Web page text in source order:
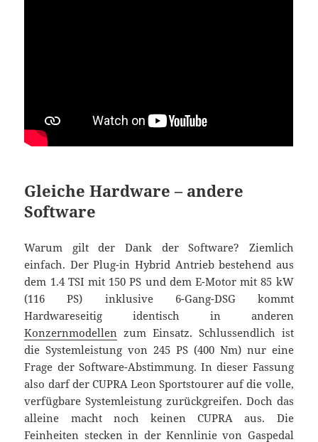
Gleiche Hardware – andere
Software
Warum gilt der Dank der Software? Ziemlich
einfach. Der Plug-in Hybrid Antrieb bestehend aus
dem 1.4 TSI mit 150 PS und dem E-Motor mit 85 kW
(116 PS) inklusive 6-Gang-DSG kommt
Hardwareseitig identisch in anderen
Konzernmodellen zum Einsatz. Schlussendlich ist
die Systemleistung von 245 PS (400 Nm) nur eine
Frage der Software-Abstimmung. In dieser Fassung
also darf der CUPRA Leon Sportstourer auf die volle,
verfügbare Systemleistung zurückgreifen. Doch das
alleine macht noch keinen CUPRA aus. Die
Feinheiten stecken in der Kennlinie von Gaspedal